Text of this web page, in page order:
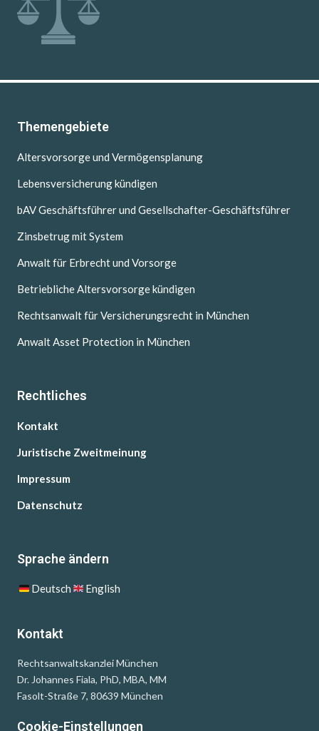
Themengebiete
Altersvorsorge und Vermögensplanung
Lebensversicherung kündigen
bAV Geschäftsführer und Gesellschafter-Geschäftsführer
Zinsbetrug mit System
Anwalt für Erbrecht und Vorsorge
Betriebliche Altersvorsorge kündigen
Rechtsanwalt für Versicherungsrecht in München
Anwalt Asset Protection in München
Rechtliches
Kontakt
Juristische Zweitmeinung
Impressum
Datenschutz
Sprache ändern
Deutsch English
Kontakt
Rechtsanwaltskanzlei München
Dr. Johannes Fiala, PhD, MBA, MM
Fasolt-Straße 7, 80639 München
Cookie-Einstellungen